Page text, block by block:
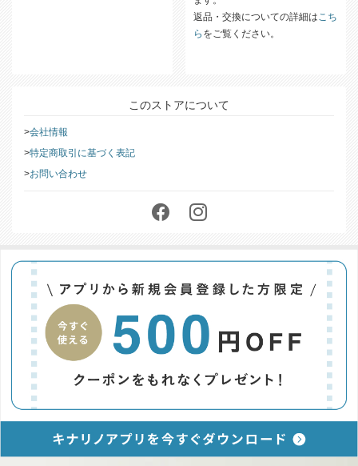
返品・交換についての詳細はこち
ら をご覧ください。
このストアについて
会社情報
特定商取引に基づく表記
お問い合わせ